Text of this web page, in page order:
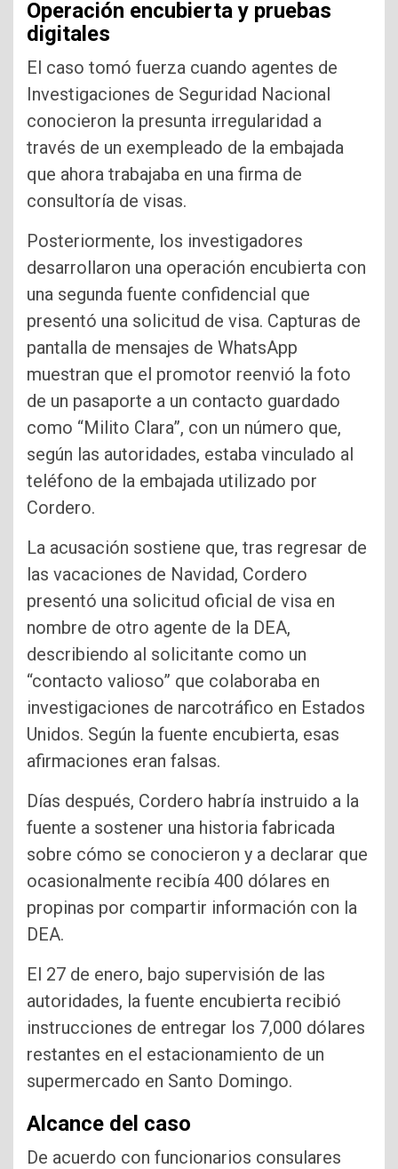
Operación encubierta y pruebas
digitales
El caso tomó fuerza cuando agentes de
Investigaciones de Seguridad Nacional
conocieron la presunta irregularidad a
través de un exempleado de la embajada
que ahora trabajaba en una firma de
consultoría de visas.
Posteriormente, los investigadores
desarrollaron una operación encubierta con
una segunda fuente confidencial que
presentó una solicitud de visa. Capturas de
pantalla de mensajes de WhatsApp
muestran que el promotor reenvió la foto
de un pasaporte a un contacto guardado
como “Milito Clara”, con un número que,
según las autoridades, estaba vinculado al
teléfono de la embajada utilizado por
Cordero.
La acusación sostiene que, tras regresar de
las vacaciones de Navidad, Cordero
presentó una solicitud oficial de visa en
nombre de otro agente de la DEA,
describiendo al solicitante como un
“contacto valioso” que colaboraba en
investigaciones de narcotráfico en Estados
Unidos. Según la fuente encubierta, esas
afirmaciones eran falsas.
Días después, Cordero habría instruido a la
fuente a sostener una historia fabricada
sobre cómo se conocieron y a declarar que
ocasionalmente recibía 400 dólares en
propinas por compartir información con la
DEA.
El 27 de enero, bajo supervisión de las
autoridades, la fuente encubierta recibió
instrucciones de entregar los 7,000 dólares
restantes en el estacionamiento de un
supermercado en Santo Domingo.
Alcance del caso
De acuerdo con funcionarios consulares